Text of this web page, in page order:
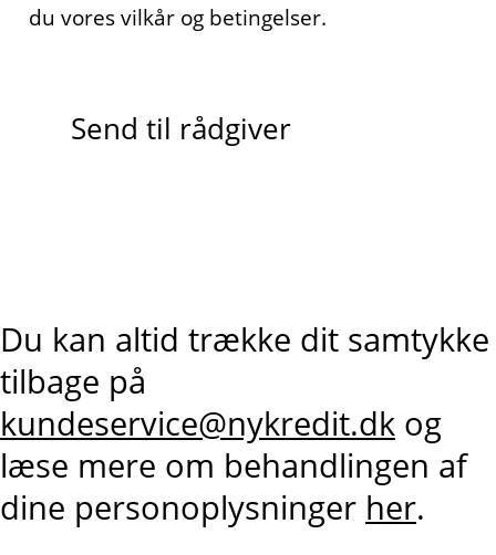
du vores vilkår og betingelser.
Send til rådgiver
Du kan altid trække dit samtykke
tilbage på
kundeservice@nykredit.dk og
læse mere om behandlingen af
dine personoplysninger her.